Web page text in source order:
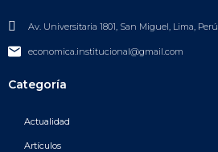
Av. Universitaria 1801, San Miguel, Lima, Perú
economica.institucional@gmail.com
Categoría
Actualidad
Artículos